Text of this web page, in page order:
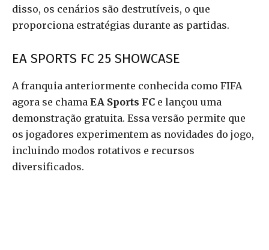
disso, os cenários são destrutíveis, o que
proporciona estratégias durante as partidas.
EA SPORTS FC 25 SHOWCASE
A franquia anteriormente conhecida como FIFA
agora se chama EA Sports FC e lançou uma
demonstração gratuita. Essa versão permite que
os jogadores experimentem as novidades do jogo,
incluindo modos rotativos e recursos
diversificados.